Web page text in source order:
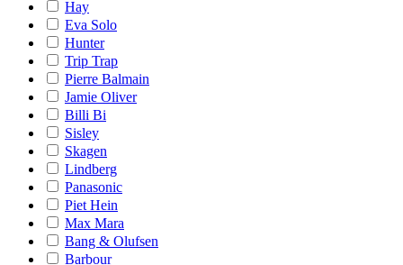
Hay
Eva Solo
Hunter
Trip Trap
Pierre Balmain
Jamie Oliver
Billi Bi
Sisley
Skagen
Lindberg
Panasonic
Piet Hein
Max Mara
Bang & Olufsen
Barbour